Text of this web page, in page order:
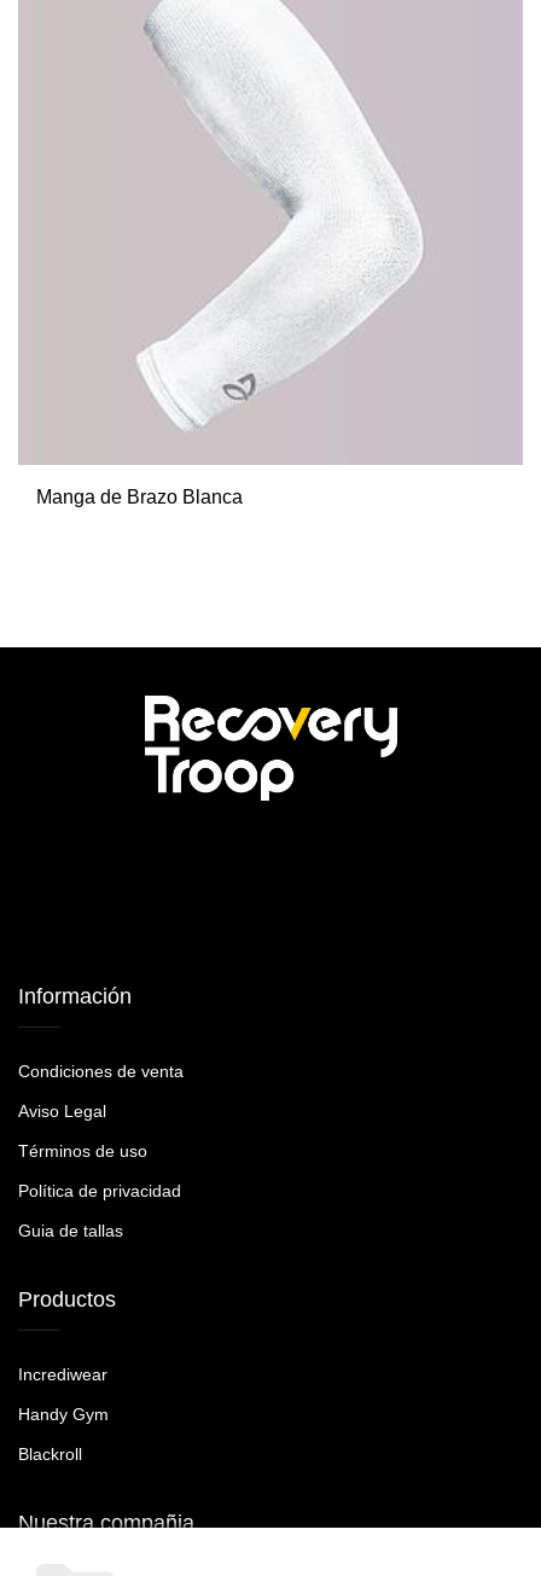
Manga de Brazo Blanca
Información
Condiciones de venta
Aviso Legal
Términos de uso
Política de privacidad
Guia de tallas
Productos
Incrediwear
Handy Gym
Blackroll
Nuestra compañia